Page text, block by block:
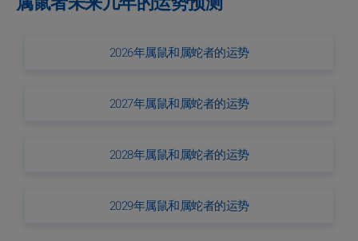
2026年属鼠和属蛇者的运势
2027年属鼠和属蛇者的运势
2028年属鼠和属蛇者的运势
2029年属鼠和属蛇者的运势